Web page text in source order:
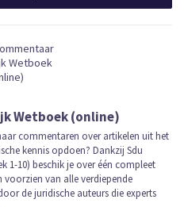
Wetboek (online)
commentaren over artikelen uit het
kennis opdoen? Dankzij Sdu
1-10) beschik je over één compleet
voorzien van alle verdiepende
de juridische auteurs die experts